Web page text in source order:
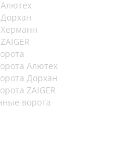
Алютех
Дорхан
ZAIGER
ворота